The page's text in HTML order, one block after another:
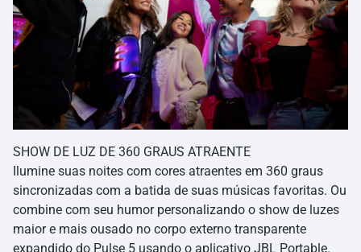
SHOW DE LUZ DE 360 GRAUS ATRAENTE
Ilumine suas noites com cores atraentes em 360 graus
sincronizadas com a batida de suas músicas favoritas. Ou
combine com seu humor personalizando o show de luzes
maior e mais ousado no corpo externo transparente
expandido do Pulse 5 usando o aplicativo JBL Portable.